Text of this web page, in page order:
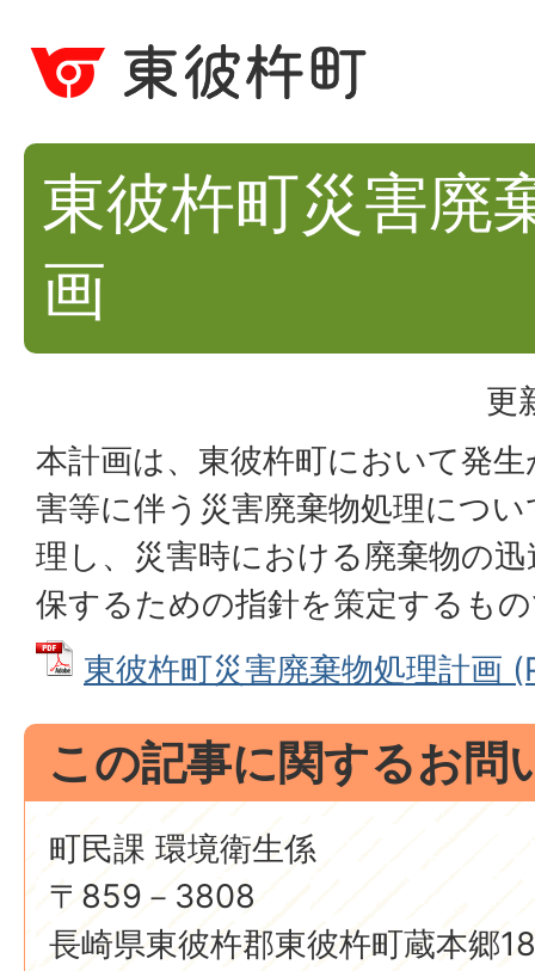
東彼杵町災害廃
画
更
本計画は、東彼杵町において発
害等に伴う災害廃棄物処理につ
理し、災害時における廃棄物の
保するための指針を策定するも
東彼杵町災害廃棄物処理計画
この記事に関するお問
町民課 環境衛生係
〒859－3808
長崎県東彼杵郡東彼杵町蔵本郷